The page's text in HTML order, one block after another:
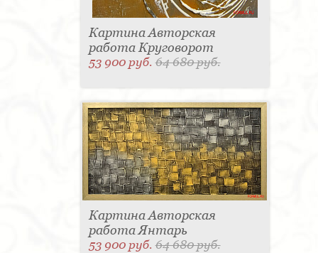
Картина Авторская
работа Круговорот
53 900 руб.64 680 руб.
Картина Авторская
работа Янтарь
53 900 руб.64 680 руб.